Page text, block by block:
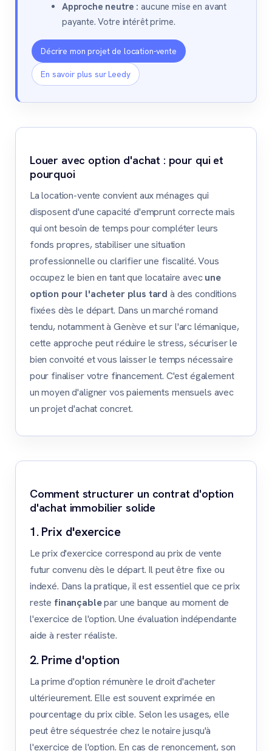
Approche neutre : aucune mise en avant
payante. Votre intérêt prime.
Décrire mon projet de location-vente
En savoir plus sur Leedy
Louer avec option d'achat : pour qui et
pourquoi
La location-vente convient aux ménages qui
disposent d'une capacité d'emprunt correcte mais
qui ont besoin de temps pour compléter leurs
fonds propres, stabiliser une situation
professionnelle ou clarifier une fiscalité. Vous
occupez le bien en tant que locataire avecune
option pour l'acheter plus tard à des conditions
fixées dès le départ. Dans un marché romand
tendu, notamment à Genève et sur l'arc lémanique,
cette approche peut réduire le stress, sécuriser le
bien convoité et vous laisser le temps nécessaire
pour finaliser votre financement. C'est également
un moyen d'aligner vos paiements mensuels avec
un projet d'achat concret.
Comment structurer un contrat d'option
d'achat immobilier solide
1. Prix d'exercice
Le prix d'exercice correspond au prix de vente
futur convenu dès le départ. Il peut être fixe ou
indexé. Dans la pratique, il est essentiel que ce prix
reste finançablepar une banque au moment de
l'exercice de l'option. Une évaluation indépendante
aide à rester réaliste.
2. Prime d'option
La prime d'option rémunère le droit d'acheter
ultérieurement. Elle est souvent exprimée en
pourcentage du prix cible. Selon les usages, elle
peut être séquestrée chez le notaire jusqu'à
l'exercice de l'option. En cas de renoncement, son